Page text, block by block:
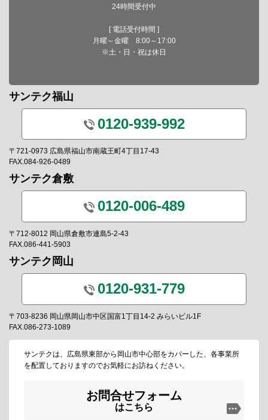
24時間受付中
[ 電話受付時間 ]
月曜～金曜 8:00～17:00
※土・日・祝は休日
サンテク福山
0120-939-992
〒721-0973 広島県福山市南蔵王町4丁目17-43
FAX.084-926-0489
サンテク倉敷
0120-006-489
〒712-8012 岡山県倉敷市連島5-2-43
FAX.086-441-5903
サンテク岡山
0120-931-779
〒703-8236 岡山県岡山市中区国富1丁目14-2 みらいビル1F
FAX.086-273-1089
サンテクは、広島県東部から岡山市中心部をカバーした、各事業所
を配置しておりますのでお気軽にお訪ねください。
お問合せフォーム
はこちら